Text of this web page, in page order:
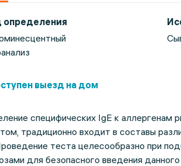
выезд на дом
специфических IgE к аллергенам
традиционно входит в составы
теста целесообразно при
для безопасного введения